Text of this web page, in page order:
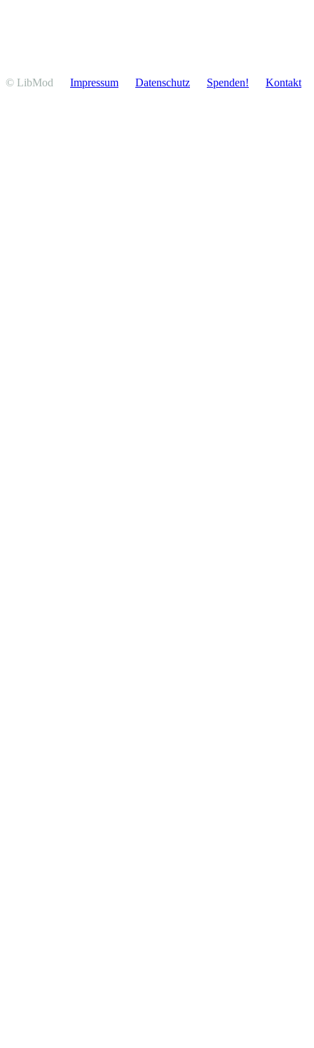
© LibMod Impressum Daten­schutz Spenden! Kontakt